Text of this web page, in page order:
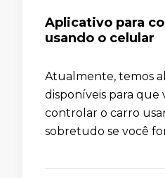
Aplicativo para
usando o celular
Atualmente, temos
disponíveis para que
controlar o carro
sobretudo se você